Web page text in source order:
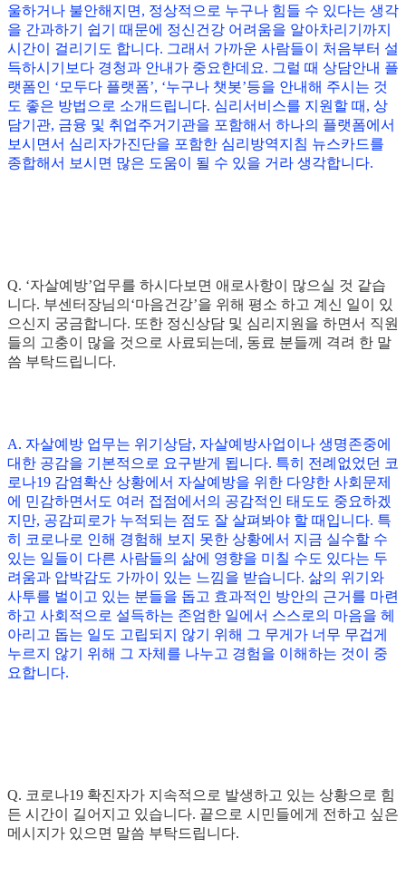
울하거나 불안해지면, 정상적으로 누구나 힘들 수 있다는 생각
을 간과하기 쉽기 때문에 정신건강 어려움을 알아차리기까지
시간이 걸리기도 합니다. 그래서 가까운 사람들이 처음부터 설
득하시기보다 경청과 안내가 중요한데요. 그럴 때 상담안내 플
랫폼인 ‘모두다 플랫폼’, ‘누구나 챗봇’등을 안내해 주시는 것
도 좋은 방법으로 소개드립니다. 심리서비스를 지원할 때, 상
담기관, 금융 및 취업주거기관을 포함해서 하나의 플랫폼에서
보시면서 심리자가진단을 포함한 심리방역지침 뉴스카드를
종합해서 보시면 많은 도움이 될 수 있을 거라 생각합니다.
Q. ‘자살예방’업무를 하시다보면 애로사항이 많으실 것 같습
니다. 부센터장님의‘마음건강’을 위해 평소 하고 계신 일이 있
으신지 궁금합니다. 또한 정신상담 및 심리지원을 하면서 직원
들의 고충이 많을 것으로 사료되는데, 동료 분들께 격려 한 말
씀 부탁드립니다.
A. 자살예방 업무는 위기상담, 자살예방사업이나 생명존중에
대한 공감을 기본적으로 요구받게 됩니다. 특히 전례없었던 코
로나19 감염확산 상황에서 자살예방을 위한 다양한 사회문제
에 민감하면서도 여러 접점에서의 공감적인 태도도 중요하겠
지만, 공감피로가 누적되는 점도 잘 살펴봐야 할 때입니다. 특
히 코로나로 인해 경험해 보지 못한 상황에서 지금 실수할 수
있는 일들이 다른 사람들의 삶에 영향을 미칠 수도 있다는 두
려움과 압박감도 가까이 있는 느낌을 받습니다. 삶의 위기와
사투를 벌이고 있는 분들을 돕고 효과적인 방안의 근거를 마련
하고 사회적으로 설득하는 존엄한 일에서 스스로의 마음을 헤
아리고 돕는 일도 고립되지 않기 위해 그 무게가 너무 무겁게
누르지 않기 위해 그 자체를 나누고 경험을 이해하는 것이 중
요합니다.
Q. 코로나19 확진자가 지속적으로 발생하고 있는 상황으로 힘
든 시간이 길어지고 있습니다. 끝으로 시민들에게 전하고 싶은
메시지가 있으면 말씀 부탁드립니다.